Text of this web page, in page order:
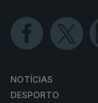
NOTÍCIAS
DESPORTO